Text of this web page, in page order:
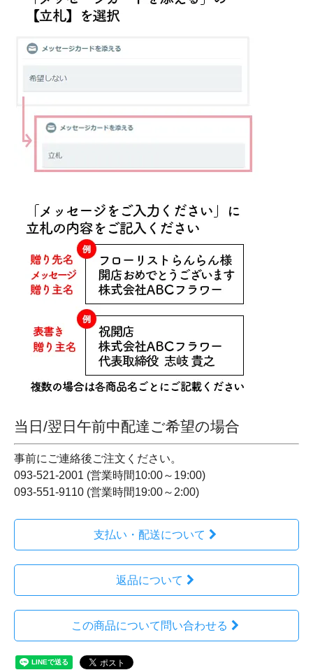
当日/翌日午前中配達ご希望の場合
事前にご連絡後ご注文ください。
093-521-2001 (営業時間10:00～19:00)
093-551-9110 (営業時間19:00～2:00)
支払い・配送について
返品について
この商品について問い合わせる